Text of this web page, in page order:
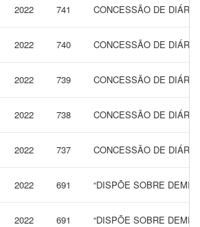
2022 741 CONCESSÃO DE
2022 740 CONCESSÃO DE
2022 739 CONCESSÃO DE
2022 738 CONCESSÃO DE
2022 737 CONCESSÃO DE
2022 691 “DISPÕE SOBRE
2022 691 “DISPÕE SOBRE